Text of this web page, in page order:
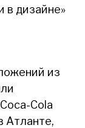
в дизайне»
из
Cola
Атланте,